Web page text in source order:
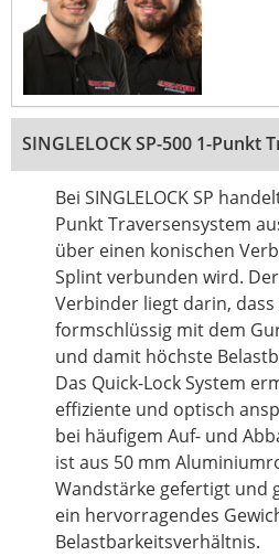
SINGLELOCK SP-500 1-Punkt
Bei SINGLELOCK SP
Punkt Traversensystem
über einen konischen
Splint verbunden wird.
Verbinder liegt darin,
formschlüssig mit dem
und damit höchste
Das Quick-Lock System
effiziente und optisch
bei häufigem Auf- und
ist aus 50 mm
Wandstärke gefertigt und
ein hervorragendes
Belastbarkeitsverhältnis.